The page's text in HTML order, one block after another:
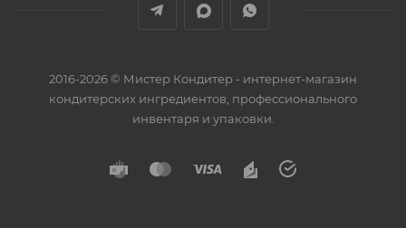
2016-2026 © Мистер Кондитер - интернет-магазин
кондитерских ингредиентов, профессионального
инвентаря и упаковки.